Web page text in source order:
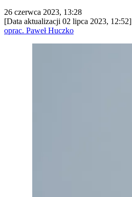
26 czerwca 2023, 13:28
[Data aktualizacji 02 lipca 2023, 12:52]
oprac. Paweł Huczko